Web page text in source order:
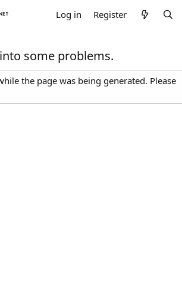
Log in Register
some problems.
the page was being generated. Please